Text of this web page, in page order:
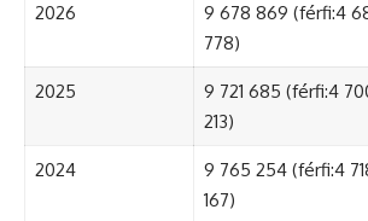
2026
9 678 869 (férfi:4
778)
2025
9 721 685 (férfi:4
213)
2024
9 765 254 (férfi:4
167)